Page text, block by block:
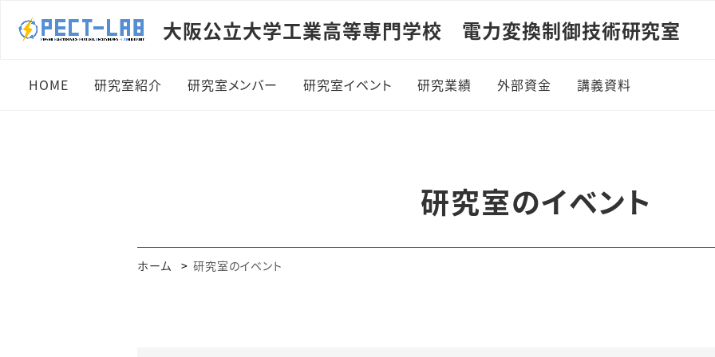
大阪公立大学工業高等専門学校 電力変換制御技術研究室
HOME 研究室紹介
アクセスマップ
研究室メンバー
研究室学生
研究室イベント 研究業績 外部資金 講義資料
制御工学1
研究室のイベント
ホーム 研究室のイベント